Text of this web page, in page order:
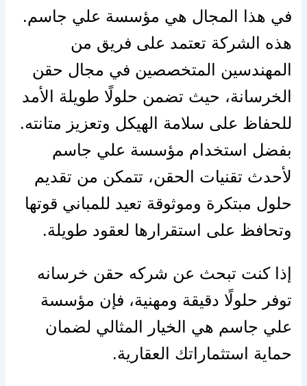
في هذا المجال هي مؤسسة علي جاسم.
هذه الشركة تعتمد على فريق من
المهندسين المتخصصين في مجال حقن
الخرسانة، حيث تضمن حلولًا طويلة الأمد
للحفاظ على سلامة الهيكل وتعزيز متانته.
بفضل استخدام مؤسسة علي جاسم
لأحدث تقنيات الحقن، تتمكن من تقديم
حلول مبتكرة وموثوقة تعيد للمباني قوتها
وتحافظ على استقرارها لعقود طويلة.
إذا كنت تبحث عن شركه حقن خرسانه
توفر حلولًا دقيقة ومهنية، فإن مؤسسة
علي جاسم هي الخيار المثالي لضمان
حماية استثماراتك العقارية.